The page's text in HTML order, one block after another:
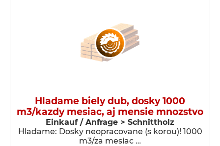
Hladame biely dub, dosky 1000
m3/kazdy mesiac, aj mensie mnozstvo
Einkauf / Anfrage > Schnittholz
Hladame: Dosky neopracovane (s korou)! 1000
m3/za mesiac …